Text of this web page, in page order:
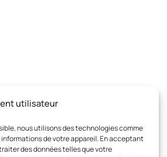
utilisateur
nous utilisons des technologies comme
de votre appareil. En acceptant
des données telles que votre